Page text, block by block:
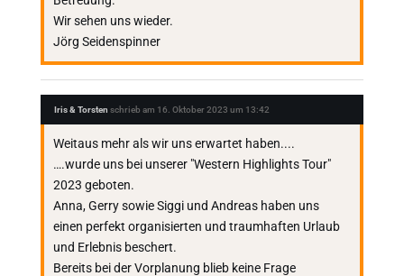
Wir sehen uns wieder.
Jörg Seidenspinner
Iris & Torsten schrieb am 16. Oktober 2023 um 13:42
Weitaus mehr als wir uns erwartet haben....
….wurde uns bei unserer "Western Highlights Tour"
2023 geboten.
Anna, Gerry sowie Siggi und Andreas haben uns
einen perfekt organisierten und traumhaften Urlaub
und Erlebnis beschert.
Bereits bei der Vorplanung blieb keine Frage